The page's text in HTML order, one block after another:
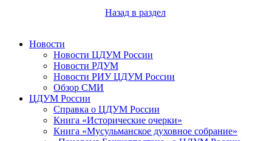
Назад в раздел
Новости
Новости ЦДУМ России
Новости РДУМ
Новости РИУ ЦДУМ России
Обзор СМИ
ЦДУМ России
Справка о ЦДУМ России
Книга «Исторические очерки»
Книга «Мусульманское духовное собрание»